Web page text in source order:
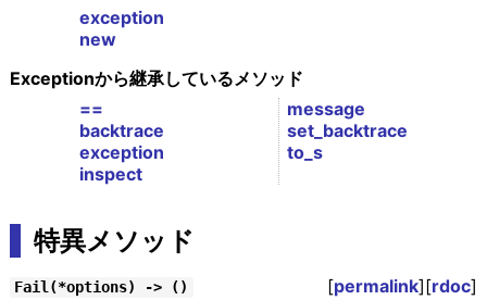
exception
new
Exceptionから継承しているメソッド
==
backtrace
exception
inspect
message
set_backtrace
to_s
特異メソッド
Fail(*options) -> () [permalink][rdoc]